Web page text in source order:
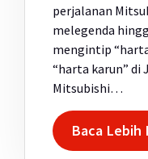
perjalanan
melegenda
mengintip
“harta karun” di
Mitsubishi…
Baca Lebih